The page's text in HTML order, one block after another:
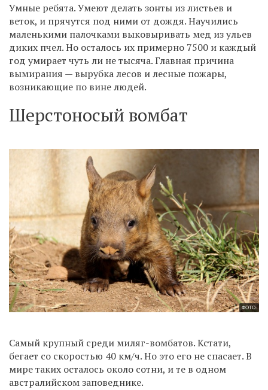
Умные ребята. Умеют делать зонты из листьев и
веток, и прячутся под ними от дождя. Научились
маленькими палочками выковыривать мед из ульев
диких пчел. Но осталось их примерно 7500 и каждый
год умирает чуть ли не тысяча. Главная причина
вымирания — вырубка лесов и лесные пожары,
возникающие по вине людей.
Шерстоносый вомбат
ФОТО:
Самый крупный среди миляг-вомбатов. Кстати,
бегает со скоростью 40 км/ч. Но это его не спасает. В
мире таких осталось около сотни, и те в одном
австралийском заповеднике.